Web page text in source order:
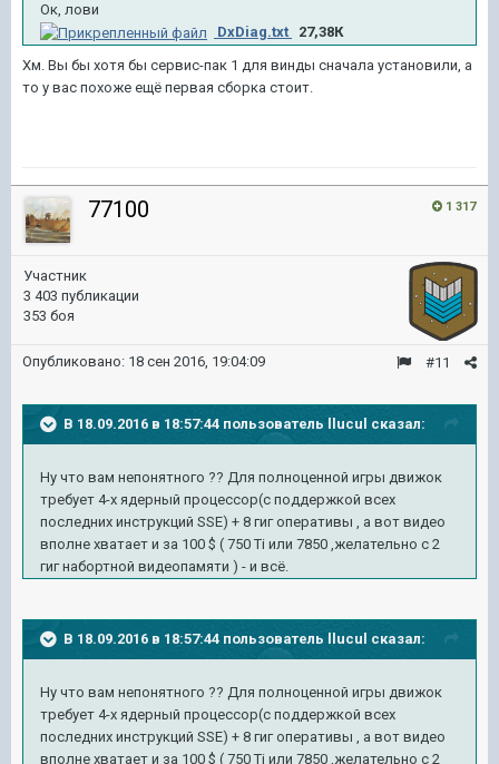
Ок, лови
DxDiag.txt
27,38К
Хм. Вы бы хотя бы сервис-пак 1 для винды сначала установили, а
то у вас похоже ещё первая сборка стоит.
1 317
77100
Участник
3 403 публикации
353 боя
#11
Опубликовано: 18 сен 2016, 19:04:09
В 18.09.2016 в 18:57:44 пользователь llucul сказал:
Ну что вам непонятного ?? Для полноценной игры движок
требует 4-х ядерный процессор(с поддержкой всех
последних инструкций SSE) + 8 гиг оперативы , а вот видео
вполне хватает и за 100 $ ( 750 Ti или 7850 ,желательно с 2
гиг набортной видеопамяти ) - и всё.
В 18.09.2016 в 18:57:44 пользователь llucul сказал:
Ну что вам непонятного ?? Для полноценной игры движок
требует 4-х ядерный процессор(с поддержкой всех
последних инструкций SSE) + 8 гиг оперативы , а вот видео
вполне хватает и за 100 $ ( 750 Ti или 7850 ,желательно с 2